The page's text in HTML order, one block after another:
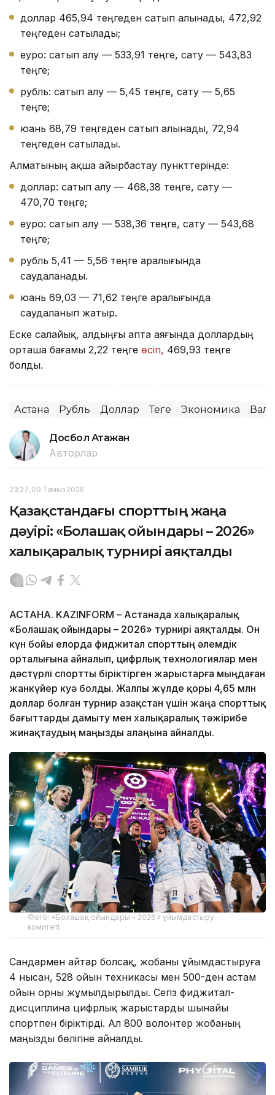
доллар 465,94 теңгеден сатып алынады, 472,92
теңгеден сатылады;
еуро: сатып алу — 533,91 теңге, сату — 543,83
теңге;
рубль: сатып алу — 5,45 теңге, сату — 5,65
теңге;
юань 68,79 теңгеден сатып алынады, 72,94
теңгеден сатылады.
Алматының ақша айырбастау пункттерінде:
доллар: сатып алу — 468,38 теңге, сату —
470,70 теңге;
еуро: сатып алу — 538,36 теңге, сату — 543,68
теңге;
рубль 5,41 — 5,56 теңге аралығында
саудаланады.
юань 69,03 — 71,62 теңге аралығында
саудаланып жатыр.
Еске салайық, алдыңғы апта аяғында доллардың
орташа бағамы 2,22 теңге өсіп, 469,93 теңге
болды.
Астана Рубль Доллар Теңге Экономика
Досбол Атажан
Авторлар
23:27, 09 Тамыз 2026
Қазақстандағы спорттың жаңа
дәуірі: «Болашақ ойындары – 2026»
халықаралық турнирі аяқталды
АСТАНА. KAZINFORM – Астанада халықаралық
«Болашақ ойындары – 2026» турнирі аяқталды. Он
күн бойы елорда фиджитал спорттың әлемдік
орталығына айналып, цифрлық технологиялар мен
дәстүрлі спортты біріктірген жарыстарға мыңдаған
жанкүйер куә болды. Жалпы жүлде қоры 4,65 млн
доллар болған турнир Қазақстан үшін жаңа спорттық
бағыттарды дамыту мен халықаралық тәжірибе
жинақтаудың маңызды алаңына айналды.
Фото: «Болашақ ойындары – 2026» ұйымдастыру
комитеті
Сандармен айтар болсақ, жобаны ұйымдастыруға
4 нысан, 528 ойын техникасы мен 500-ден астам
ойын орны жұмылдырылды. Сегіз фиджитал-
дисциплина цифрлық жарыстарды шынайы
спортпен біріктірді. Ал 800 волонтер жобаның
маңызды бөлігіне айналды.